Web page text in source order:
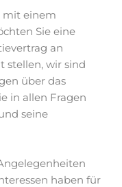
mit einem
Sie eine
an
stellen, wir sind
über das
in allen Fragen
seine
haben für